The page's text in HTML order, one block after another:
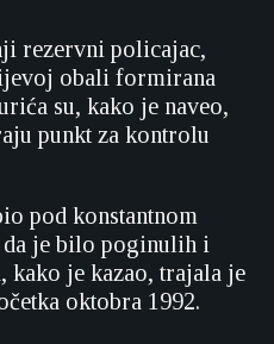
rezervni policajac,
obali formirana
su, kako je naveo,
punkt za kontrolu
pod konstantnom
je bilo poginulih i
kako je kazao, trajala je
oktobra 1992.